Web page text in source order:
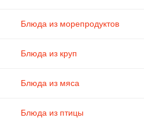
Блюда из морепродуктов
Блюда из круп
Блюда из мяса
Блюда из птицы